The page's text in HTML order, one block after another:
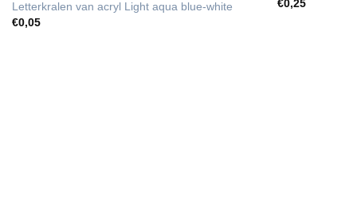
Letterkralen van acryl Light aqua blue-white
€0,05
€0,25